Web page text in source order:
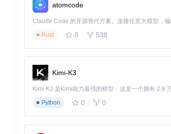
atomcode
Rust
0 538
Kimi-K3
Python
0 0